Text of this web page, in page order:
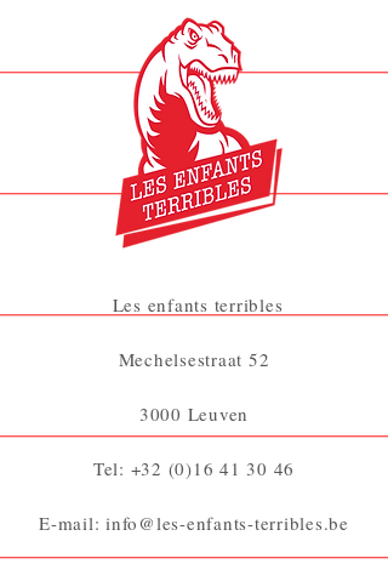
Les enfants terribles
Mechelsestraat 52
3000 Leuven
Tel: +32 (0)16 41 30 46
E-mail:info@les-enfants-terribles.be